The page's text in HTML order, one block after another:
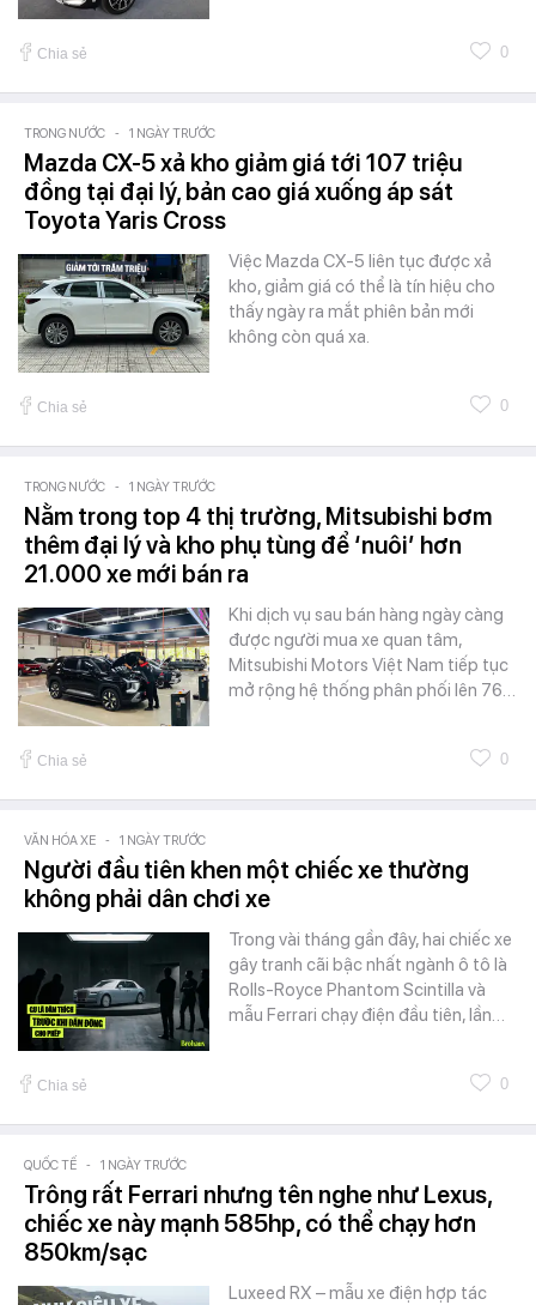
Chia sẻ 0
TRONG NƯỚC - 1 NGÀY TRƯỚC
Mazda CX-5 xả kho giảm giá tới 107 triệu
đồng tại đại lý, bản cao giá xuống áp sát
Toyota Yaris Cross
Việc Mazda CX-5 liên tục được xả
kho, giảm giá có thể là tín hiệu cho
thấy ngày ra mắt phiên bản mới
không còn quá xa.
Chia sẻ 0
TRONG NƯỚC - 1 NGÀY TRƯỚC
Nằm trong top 4 thị trường, Mitsubishi bơm
thêm đại lý và kho phụ tùng để ‘nuôi’ hơn
21.000 xe mới bán ra
Khi dịch vụ sau bán hàng ngày càng
được người mua xe quan tâm,
Mitsubishi Motors Việt Nam tiếp tục
mở rộng hệ thống phân phối lên 76…
Chia sẻ 0
VĂN HÓA XE - 1 NGÀY TRƯỚC
Người đầu tiên khen một chiếc xe thường
không phải dân chơi xe
Trong vài tháng gần đây, hai chiếc xe
gây tranh cãi bậc nhất ngành ô tô là
Rolls-Royce Phantom Scintilla và
mẫu Ferrari chạy điện đầu tiên, lần…
Chia sẻ 0
QUỐC TẾ - 1 NGÀY TRƯỚC
Trông rất Ferrari nhưng tên nghe như Lexus,
chiếc xe này mạnh 585hp, có thể chạy hơn
850km/sạc
Luxeed RX – mẫu xe điện hợp tác